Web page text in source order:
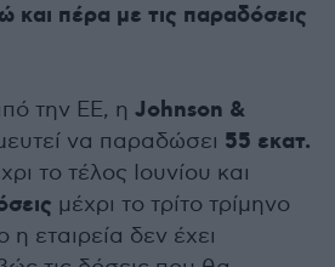
και πέρα με τις παραδόσεις
την ΕΕ, η Johnson &
να παραδώσει 55 εκατ.
το τέλος Ιουνίου και
μέχρι το τρίτο τρίμηνο
εταιρεία δεν έχει